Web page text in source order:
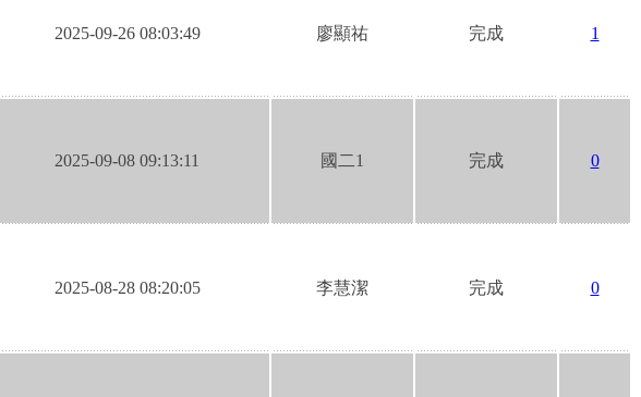
2025-09-26 08:03:49 廖顯祐 完成 1
2025-09-08 09:13:11 國二1 完成 0
2025-08-28 08:20:05 李慧潔 完成 0